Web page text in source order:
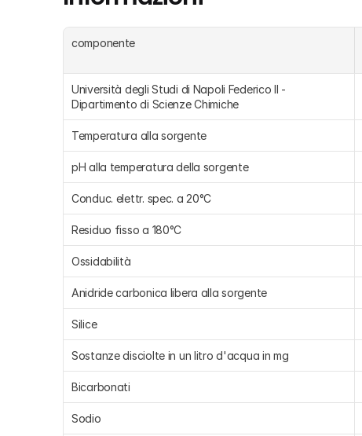
componente
Università degli Studi di Napoli Federico II -
Dipartimento di Scienze Chimiche
Temperatura alla sorgente
pH alla temperatura della sorgente
Conduc. elettr. spec. a 20°C
Residuo fisso a 180°C
Ossidabilità
Anidride carbonica libera alla sorgente
Silice
Sostanze disciolte in un litro d'acqua in mg
Bicarbonati
Sodio